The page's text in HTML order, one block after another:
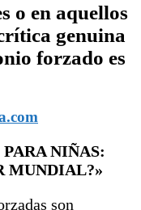
o en aquellos
genuina
forzado es
NIÑAS:
MUNDIAL?»
son